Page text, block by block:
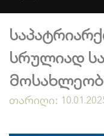
სრულიად
თარიღი: